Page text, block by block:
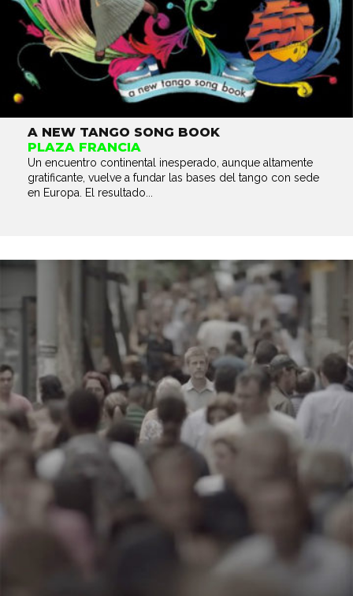
A NEW TANGO SONG BOOK
PLAZA FRANCIA
Un encuentro continental inesperado, aunque altamente
gratificante, vuelve a fundar las bases del tango con sede
en Europa. El resultado...